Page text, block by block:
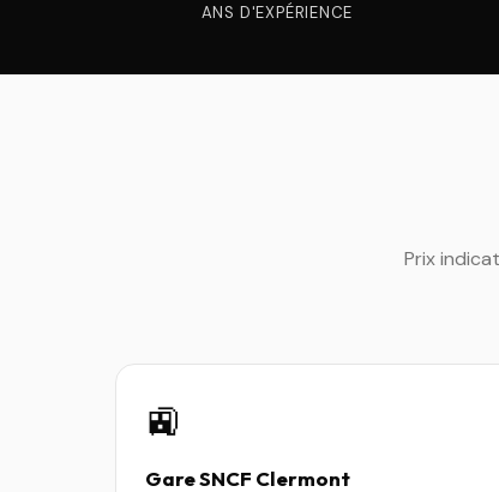
ANS D'EXPÉRIENCE
Prix
🚉
Gare SNCF Clermont